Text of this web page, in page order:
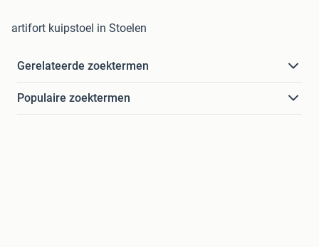
artifort kuipstoel in Stoelen
Gerelateerde zoektermen
Populaire zoektermen